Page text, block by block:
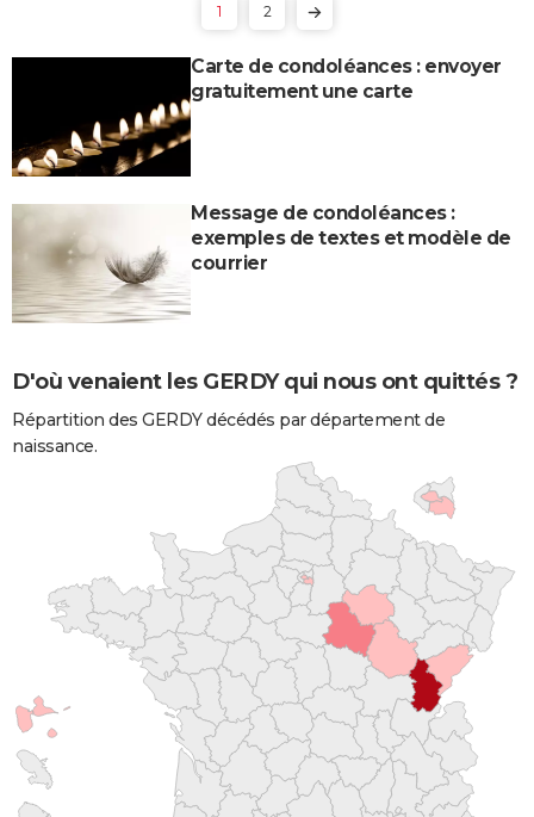
1 2
Carte de condoléances : envoyer
gratuitement une carte
Message de condoléances :
exemples de textes et modèle de
courrier
D'où venaient les GERDY qui nous ont quittés ?
Répartition des GERDY décédés par département de
naissance.